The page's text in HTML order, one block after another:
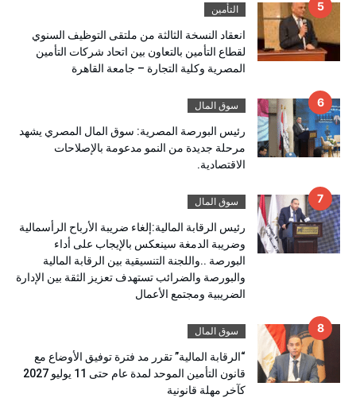
التأمين
انعقاد النسخة الثالثة من ملتقى التوظيف السنوي
لقطاع التأمين بالتعاون بين اتحاد شركات التأمين
المصرية وكلية التجارة – جامعة القاهرة
سوق المال
رئيس البورصة المصرية: سوق المال المصري يشهد
مرحلة جديدة من النمو مدعومة بالإصلاحات
الاقتصادية.
سوق المال
رئيس الرقابة المالية:إلغاء ضريبة الأرباح الرأسمالية
وضريبة الدمغة سينعكس بالإيجاب على أداء
البورصة ..واللجنة التنسيقية بين الرقابة المالية
والبورصة والضرائب تستهدف تعزيز الثقة بين الإدارة
الضريبية ومجتمع الأعمال
سوق المال
“الرقابة المالية” تقرر مد فترة توفيق الأوضاع مع
قانون التأمين الموحد لمدة عام حتى 11 يوليو 2027
كآخر مهلة قانونية